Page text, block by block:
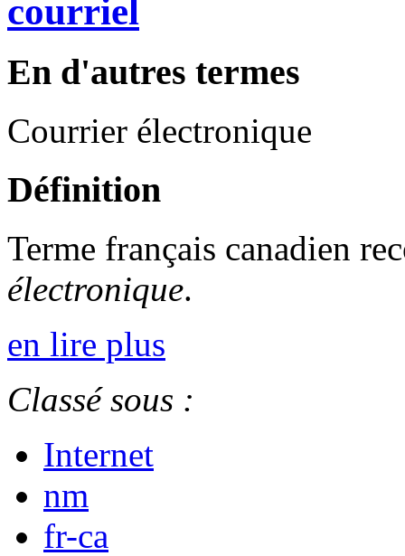
courriel
En d'autres termes
Courrier électronique
Définition
Terme français canadien
électronique.
en lire plus
Classé sous :
Internet
nm
fr-ca